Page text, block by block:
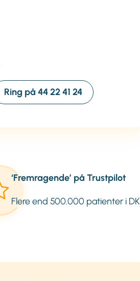
Ring på 44 22 41 24
‘Fremragende’ på Trustpilot
Flere end 500.000 patienter i DK